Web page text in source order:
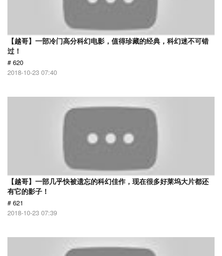
【越哥】一部冷门高分科幻电影，值得珍藏的经典，科幻迷不可错
过！
# 620
2018-10-23 07:40
【越哥】一部几乎快被遗忘的科幻佳作，现在很多好莱坞大片都还
有它的影子！
# 621
2018-10-23 07:39